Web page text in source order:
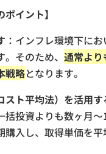
ポイント】
：インフレ環境下に
そのため、 通常よ
戦略となります。
スト平均法）を活用す
括投資よりも数ヶ月
購入し、取得単価を